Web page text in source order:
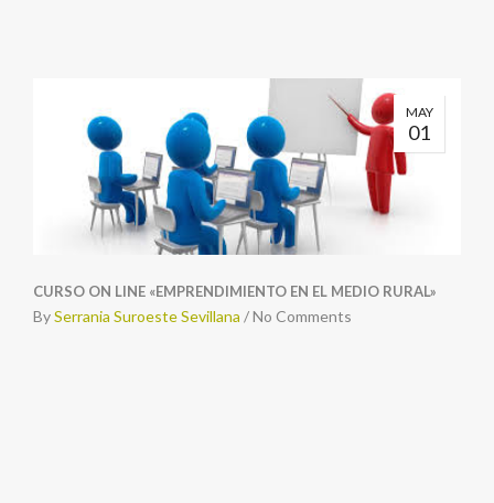
MAY
01
CURSO ON LINE «EMPRENDIMIENTO EN EL MEDIO RURAL»
BySerrania Suroeste Sevillana /No Comments